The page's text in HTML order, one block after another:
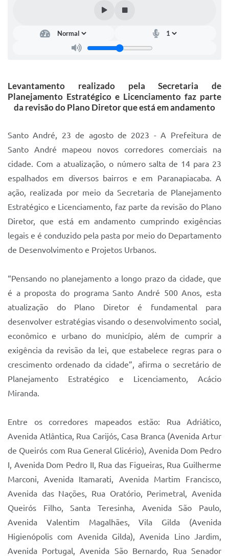
Legislação
Lei de acesso à informação
Mobilidade Urbana Sustentável
Ouvidoria da Cidade
Passe Escolar
Parque Escola
Quadra Fiscal
Sistema Colab
Autarquias
Levantamento realizado pela Secretaria de
Planejamento Estratégico e Licenciamento faz parte
da revisão do Plano Diretor que está em andamento
Santo André, 23 de agosto de 2023 - A Prefeitura de
Santo André mapeou novos corredores comerciais na
cidade. Com a atualização, o número salta de 14 para 23
espalhados em diversos bairros e em Paranapiacaba. A
ação, realizada por meio da Secretaria de Planejamento
Estratégico e Licenciamento, faz parte da revisão do Plano
Diretor, que está em andamento cumprindo exigências
legais e é conduzido pela pasta por meio do Departamento
de Desenvolvimento e Projetos Urbanos.
“Pensando no planejamento a longo prazo da cidade, que
é a proposta do programa Santo André 500 Anos, esta
atualização do Plano Diretor é fundamental para
desenvolver estratégias visando o desenvolvimento social,
econômico e urbano do município, além de cumprir a
exigência da revisão da lei, que estabelece regras para o
crescimento ordenado da cidade”, afirma o secretário de
Planejamento Estratégico e Licenciamento, Acácio
Miranda.
Entre os corredores mapeados estão: Rua Adriático,
Avenida Atlântica, Rua Carijós, Casa Branca (Avenida Artur
de Queirós com Rua General Glicério), Avenida Dom Pedro
I, Avenida Dom Pedro II, Rua das Figueiras, Rua Guilherme
Marconi, Avenida Itamarati, Avenida Martim Francisco,
Avenida das Nações, Rua Oratório, Perimetral, Avenida
Queirós Filho, Santa Teresinha, Avenida São Paulo,
Avenida Valentim Magalhães, Vila Gilda (Avenida
Higienópolis com Avenida Gilda), Avenida Lino Jardim,
Avenida Portugal, Avenida São Bernardo, Rua Senador